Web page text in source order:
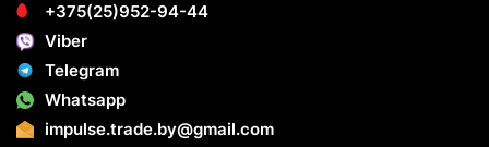
+375(25)952-94-44
Viber
Telegram
Whatsapp
impulse.trade.by@gmail.com